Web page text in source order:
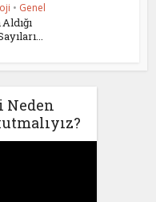
• Genel
Neden